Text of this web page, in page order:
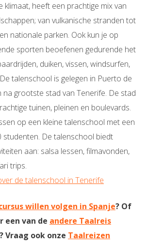
klimaat, heeft een prachtige mix van
van vulkanische stranden tot
nationale parken. Ook kun je op
sporten beoefenen gedurende het
duiken, vissen, windsurfen,
talenschool is gelegen in Puerto de
na grootste stad van Tenerife. De stad
tuinen, pleinen en boulevards.
op een kleine talenschool met een
studenten. De talenschool biedt
aan: salsa lessen, filmavonden,
trips.
de talenschool in Tenerife
willen volgen in Spanje? Of
een van de andere Taalreis
? Vraag ook onze Taalreizen